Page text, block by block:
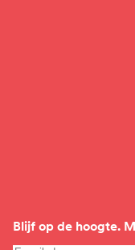
Blijf op de hoogte.